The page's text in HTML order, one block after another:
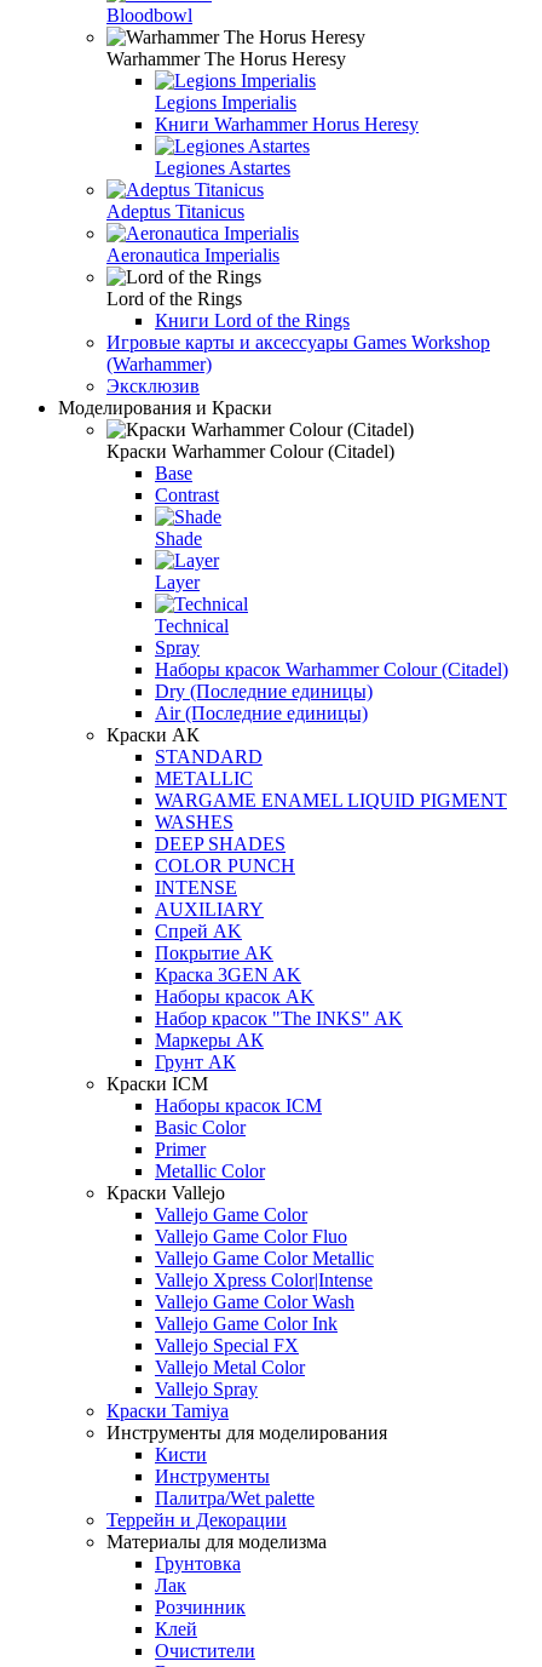
Bloodbowl
Warhammer The Horus Heresy
Legions Imperialis
Книги Warhammer Horus Heresy
Legiones Astartes
Adeptus Titanicus
Aeronautica Imperialis
Lord of the Rings
Книги Lord of the Rings
Игровые карты и аксессуары Games Workshop
(Warhammer)
Эксклюзив
Моделирования и Краски
Краски Warhammer Colour (Citadel)
Base
Contrast
Shade
Layer
Technical
Spray
Наборы красок Warhammer Colour (Citadel)
Dry (Последние единицы)
Air (Последние единицы)
Краски АК
STANDARD
METALLIC
WARGAME ENAMEL LIQUID PIGMENT
WASHES
DEEP SHADES
COLOR PUNCH
INTENSE
AUXILIARY
Спрей AK
Покрытие AK
Краска 3GEN AK
Наборы красок AK
Набор красок "The INKS" AK
Маркеры АК
Грунт АК
Краски ICM
Наборы красок ICM
Basic Color
Primer
Metallic Color
Краски Vallejo
Vallejo Game Color
Vallejo Game Color Fluo
Vallejo Game Color Metallic
Vallejo Xpress Color|Intense
Vallejo Game Color Wash
Vallejo Game Color Ink
Vallejo Special FX
Vallejo Metal Color
Vallejo Spray
Краски Tamiya
Инструменты для моделирования
Кисти
Инструменты
Палитра/Wet palette
Террейн и Декорации
Материалы для моделизма
Грунтовка
Лак
Розчинник
Клей
Очистители